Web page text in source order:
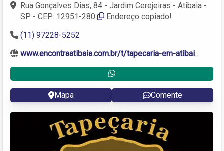
Rua Gonçalves Dias, 84 - Jardim Cerejeiras - Atibaia -
SP - CEP: 12951-280
Endereço copiado!
(11) 97228-5252
www.encontraatibaia.com.br/t/tapecaria-em-atibaia.shtml
Mapa Comente